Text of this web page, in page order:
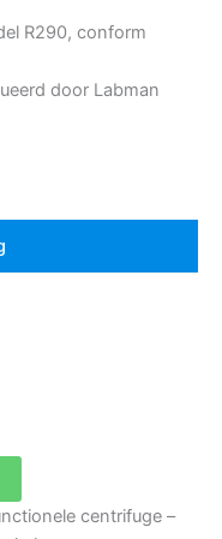
R290, conform
door Labman
centrifuge –